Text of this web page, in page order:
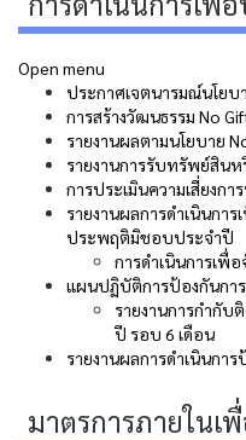
Open menu
ประกาศเจตนารมณ์นโยบ
การสร้างวัฒนธรรม No
รายงานผลตามนโยบาย
รายงานการรับทรัพย์สินห
การประเมินความเสี่ยงก
รายงานผลการดำเนินกา
ประพฤติมิชอบประจำปี
การดำเนินการเพื่
แผนปฏิบัติการป้องกันกา
รายงานการกำกับ
ปี รอบ 6 เดือน
รายงานผลการดำเนินกา
มาตรการภายในเ